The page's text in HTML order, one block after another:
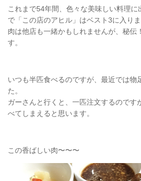
これまで54年間、色々な美味しい料理に
で「この店のアヒル」はベスト3に入りま
肉は他店も一緒かもしれませんが、秘伝
す。
いつも半匹食べるのですが、最近では物
た。
ガーさんと行くと、一匹注文するのです
べてしまえると思います。
この香ばしい肉〜〜〜